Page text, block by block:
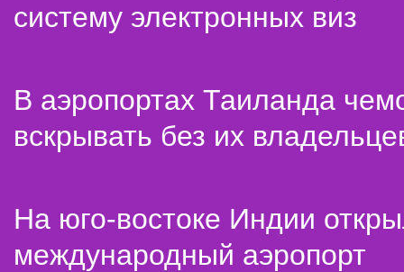
систему электронных виз
В аэропортах Таиланда
вскрывать без их
На юго-востоке Индии
международный аэропорт